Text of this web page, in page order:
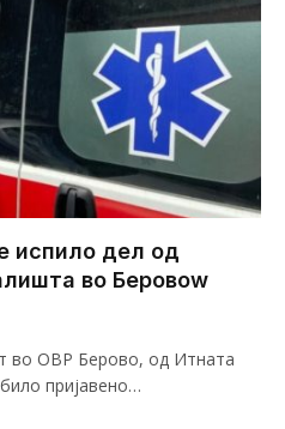
испило дел од
во Беровоw
во ОВР Берово, од Итната
пријавено…